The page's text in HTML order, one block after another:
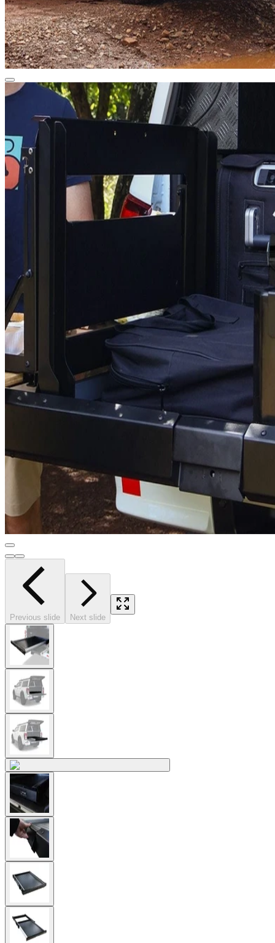
Previous slide Next slide